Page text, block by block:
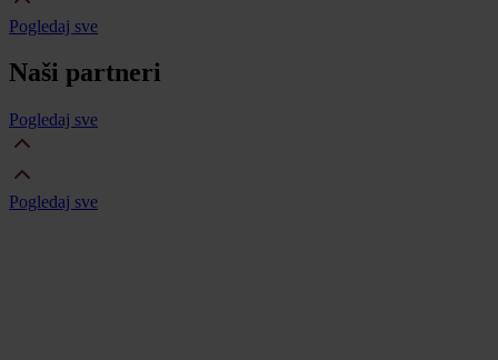
Pogledaj sve
Naši partneri
Pogledaj sve
Pogledaj sve